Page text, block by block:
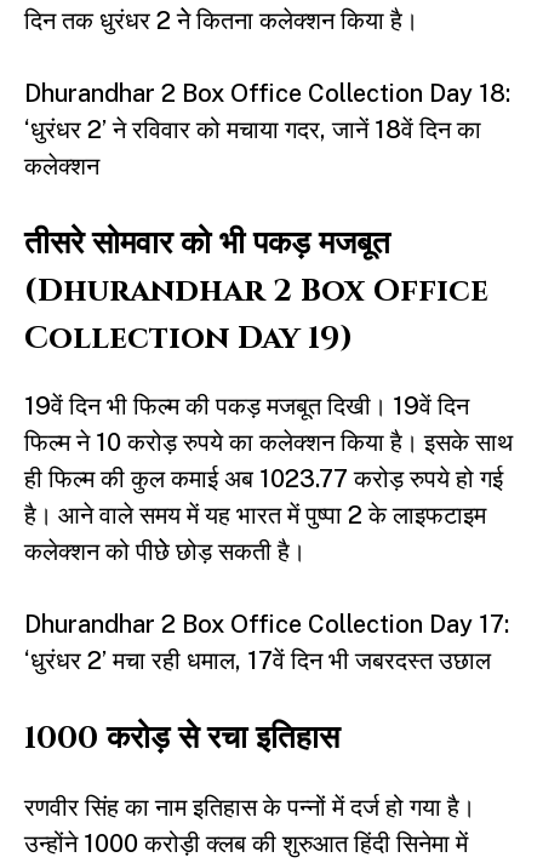
दिन तक धुरंधर 2 नेे कितना कलेक्शन किया है।
Dhurandhar 2 Box Office Collection Day 18:
‘धुरंधर 2’ ने रविवार को मचाया गदर, जानें 18वें दिन का
कलेक्शन
तीसरे सोमवार को भी पकड़ मजबूत
(Dhurandhar 2 Box Office
Collection Day 19)
19वें दिन भी फिल्म की पकड़ मजबूत दिखी। 19वें दिन
फिल्म ने 10 करोड़ रुपये का कलेक्शन किया है। इसके साथ
ही फिल्म की कुल कमाई अब 1023.77 करोड़ रुपये हो गई
है। आने वाले समय में यह भारत में पुष्पा 2 के लाइफटाइम
कलेक्शन को पीछेे छोड़ सकती है।
Dhurandhar 2 Box Office Collection Day 17:
‘धुरंधर 2’ मचा रही धमाल, 17वें दिन भी जबरदस्त उछाल
1000 करोड़ से रचा इतिहास
रणवीर सिंह का नाम इतिहास के पन्नों में दर्ज हो गया है।
उन्होंने 1000 करोड़ी क्लब की शुरुआत हिंदी सिनेमा में